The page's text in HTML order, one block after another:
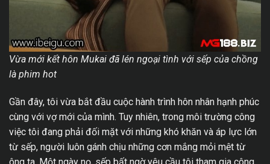
Vừa mới kết hôn Mukai đã lén ngoại tình với sếp của chồng
là phim hot
Gần đây, tôi vừa bắt đầu cuộc hành trình hôn nhân hạnh phúc
cùng với vợ mới của mình. Tuy nhiên, trong môi trường công
việc tôi đang phải đối mặt với những khó khăn và áp lực lớn
từ sếp, người luôn gánh chịu những cơn mắng mỏi mệt từ
ông ta. Một ngày nọ, sếp bất ngờ yêu cầu tôi tham gia công